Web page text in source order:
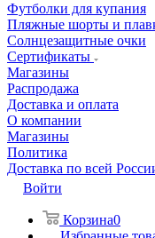
Футболки для купания
Пляжные шорты и
Солнцезащитные очки
Сертификаты
Магазины
Распродажа
Доставка и оплата
О компании
Магазины
Политика
Доставка по всей
Войти
Корзина0